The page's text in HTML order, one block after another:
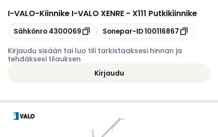
I-VALO-Kiinnike I-VALO XENRE - X111 Putkikiinnike
Kopioi
Sähkönro 4300069 Kopioi
Sonepar-ID100116867
Kirjaudu sisään tai luo tili tarkistaaksesi hinnan ja
tehdäksesi tilauksen
Kirjaudu